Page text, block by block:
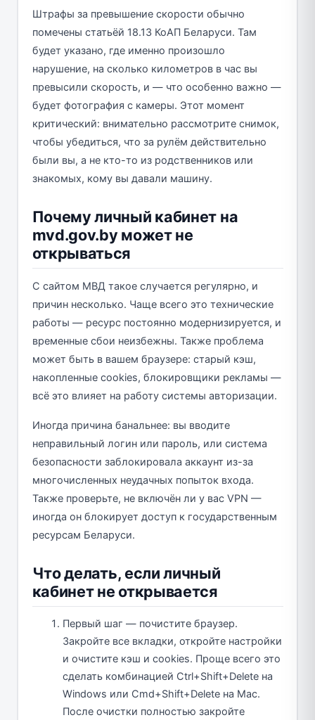
Штрафы за превышение скорости обычно
помечены статьёй 18.13 КоАП Беларуси. Там
будет указано, где именно произошло
нарушение, на сколько километров в час вы
превысили скорость, и — что особенно важно —
будет фотография с камеры. Этот момент
критический: внимательно рассмотрите снимок,
чтобы убедиться, что за рулём действительно
были вы, а не кто-то из родственников или
знакомых, кому вы давали машину.
Почему личный кабинет на
mvd.gov.by может не
открываться
С сайтом МВД такое случается регулярно, и
причин несколько. Чаще всего это технические
работы — ресурс постоянно модернизируется, и
временные сбои неизбежны. Также проблема
может быть в вашем браузере: старый кэш,
накопленные cookies, блокировщики рекламы —
всё это влияет на работу системы авторизации.
Иногда причина банальнее: вы вводите
неправильный логин или пароль, или система
безопасности заблокировала аккаунт из-за
многочисленных неудачных попыток входа.
Также проверьте, не включён ли у вас VPN —
иногда он блокирует доступ к государственным
ресурсам Беларуси.
Что делать, если личный
кабинет не открывается
Первый шаг — почистите браузер.
Закройте все вкладки, откройте настройки
и очистите кэш и cookies. Проще всего это
сделать комбинацией Ctrl+Shift+Delete на
Windows или Cmd+Shift+Delete на Mac.
После очистки полностью закройте